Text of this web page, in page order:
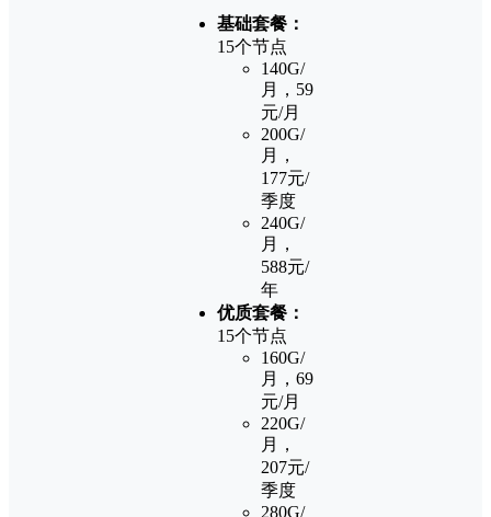
基础套餐：
15个节点
140G/
月，59
元/月
200G/
月，
177元/
季度
240G/
月，
588元/
年
优质套餐：
15个节点
160G/
月，69
元/月
220G/
月，
207元/
季度
280G/